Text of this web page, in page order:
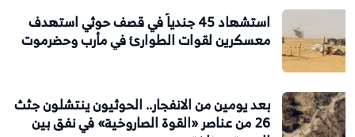
استشهاد 45 جندياً في قصف حوثي استهدف
معسكرين لقوات الطوارئ في مأرب وحضرموت
بعد يومين من الانفجار.. الحوثيون ينتشلون جثث
26 من عناصر «القوة الصاروخية» في نفق بين